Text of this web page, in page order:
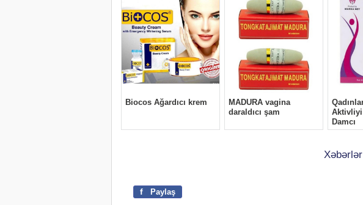
Xəbərlər
f Paylaş